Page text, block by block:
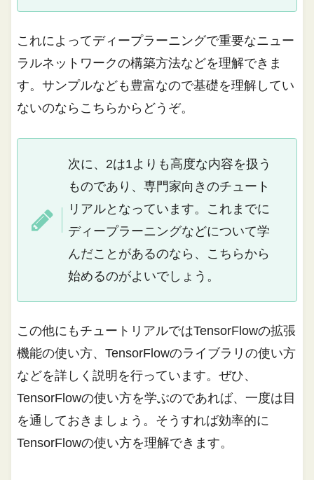
これによってディープラーニングで重要なニュー
ラルネットワークの構築方法などを理解できま
す。サンプルなども豊富なので基礎を理解してい
ないのならこちらからどうぞ。
次に、2は1よりも高度な内容を扱う
ものであり、専門家向きのチュート
リアルとなっています。これまでに
ディープラーニングなどについて学
んだことがあるのなら、こちらから
始めるのがよいでしょう。
この他にもチュートリアルではTensorFlowの拡張
機能の使い方、TensorFlowのライブラリの使い方
などを詳しく説明を行っています。ぜひ、
TensorFlowの使い方を学ぶのであれば、一度は目
を通しておきましょう。そうすれば効率的に
TensorFlowの使い方を理解できます。